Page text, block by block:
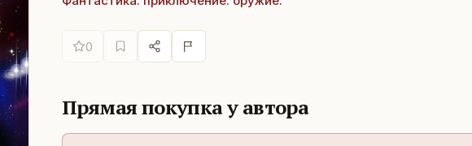
0
Прямая покупка у автора